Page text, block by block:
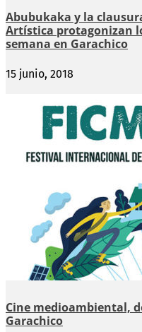
Abubukaka y la
Artística protagonizan
semana en Garachico
15 junio, 2018
Cine medioambiental,
Garachico